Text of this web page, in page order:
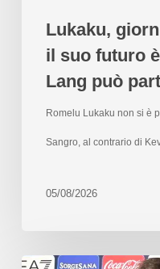
Lukaku,
il suo futuro
Lang può
Romelu Lukaku non si è
Sangro, al contrario di
05/08/2026